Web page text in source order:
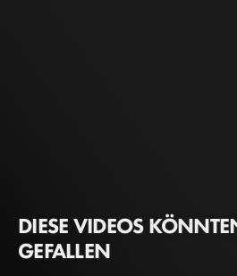
DIESE VIDEOS
GEFALLEN